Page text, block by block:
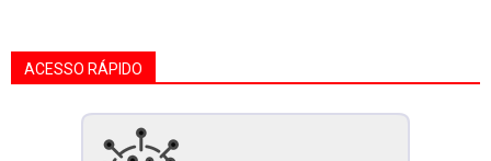
ACESSO RÁPIDO